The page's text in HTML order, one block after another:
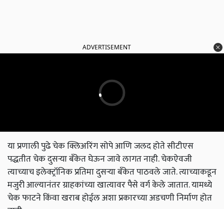
या प्रणाली पुढे चेक क्लिअरिंग सोपे आणि जलद होते सीटीएस
पद्धतीत चेक दुसऱ्या बँकेत घेऊन जावे लागत नाही. चेकऐवजी
त्याच्याच इलेक्ट्रॉनिक प्रतिमा दुसऱ्या बँकेत पाठवले जाते. त्याच्याकडून
मजुरी आल्यानंतर ग्राहकांच्या खात्यावर पैसे वर्ग केले जातात. यामध्ये
चेक फाटने किंवा खराब होईल अशा प्रकारच्या अडचणी निर्माण होत
नाही.